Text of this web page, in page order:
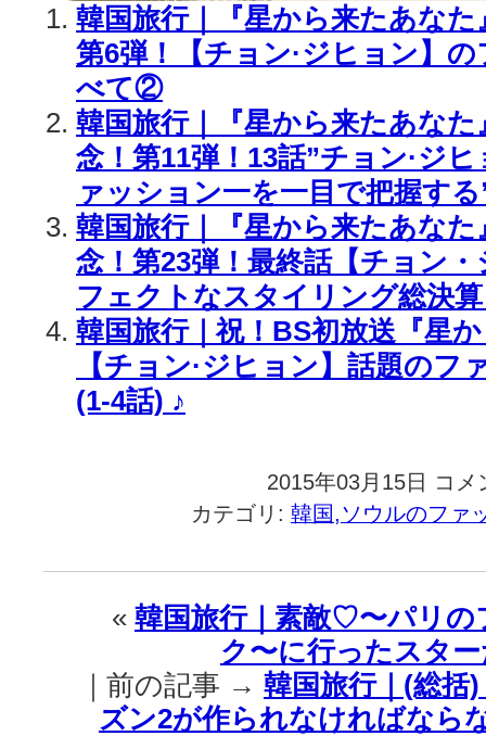
韓国旅行｜『星から来たあなた
第6弾！【チョン·ジヒョン】
べて②
韓国旅行｜『星から来たあなた
念！第11弾！13話”チョン·ジ
ァッション一を一目で把握する
韓国旅行｜『星から来たあなた
念！第23弾！最終話【チョン
フェクトなスタイリング総決
韓国旅行｜祝！BS初放送『星
【チョン·ジヒョン】話題のフ
(1-4話) ♪
2015年03月15日
韓
旅
｜
か
ら
来
た
あ
コメ
カテゴリ: 韓国,ソウルのファ
« 韓国旅行｜素敵♡〜パリの
ク〜に行ったスタ
｜前の記事 → 韓国旅行｜(総括
ズン2が作られなければなら